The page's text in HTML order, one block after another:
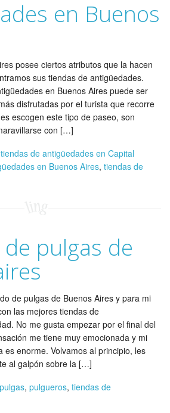
en Buenos
posee ciertos atributos que la hacen
sus tiendas de antigüedades.
en Buenos Aires puede ser
disfrutadas por el turista que recorre
escogen este tipo de paseo, son
con […]
de antigüedades en Capital
en Buenos Aires, tiendas de
pulgas de
de pulgas de Buenos Aires y para mi
las mejores tiendas de
No me gusta empezar por el final del
me tiene muy emocionada y mi
es enorme. Volvamos al principio, les
al galpón sobre la […]
, pulgueros, tiendas de